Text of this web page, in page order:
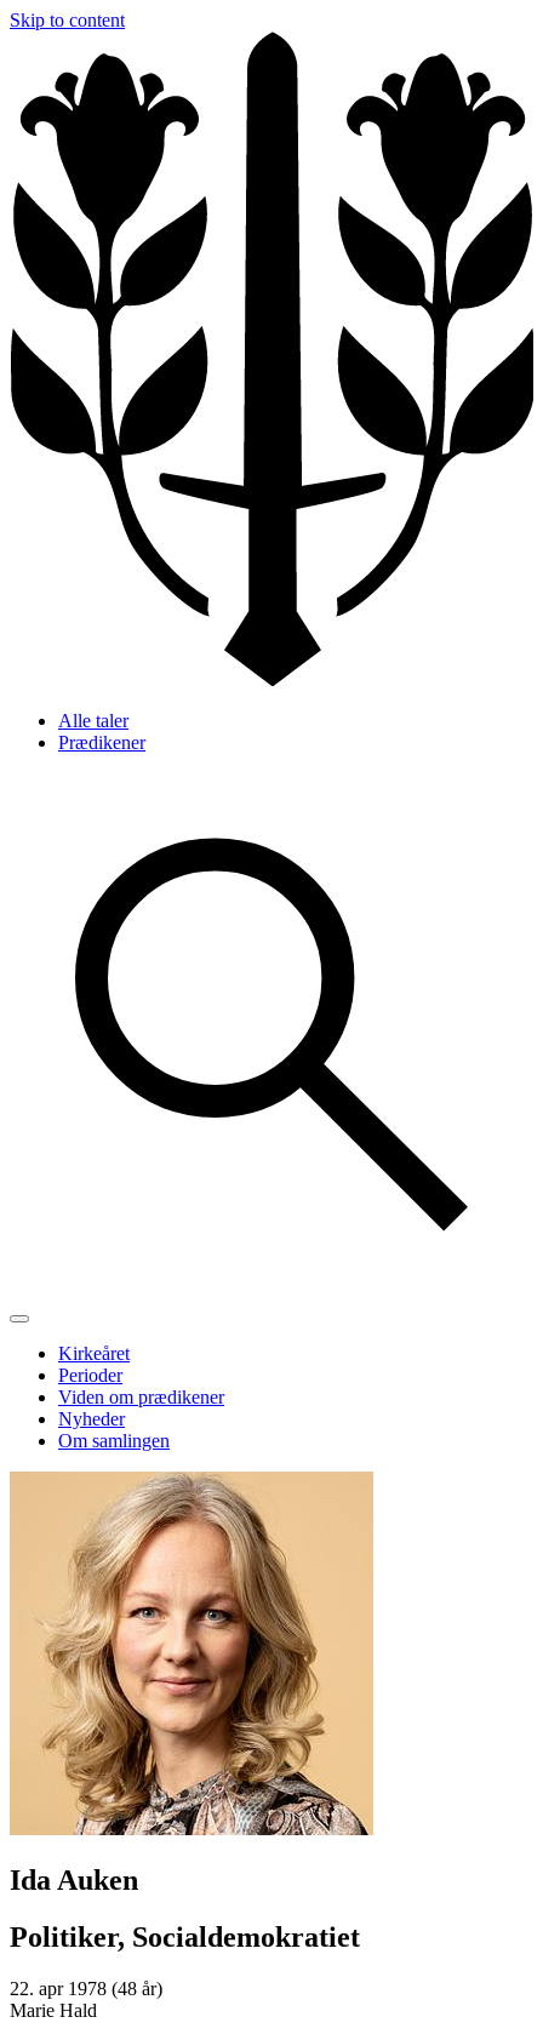
Skip to content
Alle taler
Prædikener
Kirkeåret
Perioder
Viden om prædikener
Nyheder
Om samlingen
Ida Auken
Politiker, Socialdemokratiet
22. apr 1978 (48 år)
Marie Hald